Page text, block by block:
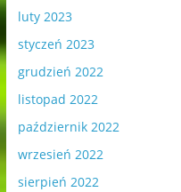
luty 2023
styczeń 2023
grudzień 2022
listopad 2022
październik 2022
wrzesień 2022
sierpień 2022